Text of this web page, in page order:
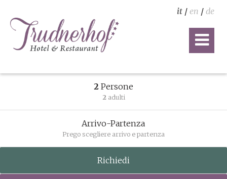
it / en / de
2 Persone
2 adulti
Arrivo-Partenza
Prego scegliere arrivo e partenza
Richiedi